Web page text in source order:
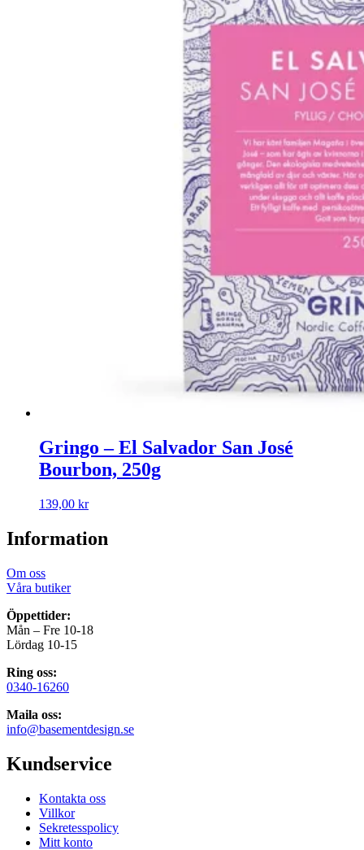
Gringo – El Salvador San José
Bourbon, 250g
139,00 kr
Information
Om oss
Våra butiker
Öppettider:
Mån – Fre 10-18
Lördag 10-15
Ring oss:
0340-16260
Maila oss:
info@basementdesign.se
Kundservice
Kontakta oss
Villkor
Sekretesspolicy
Mitt konto